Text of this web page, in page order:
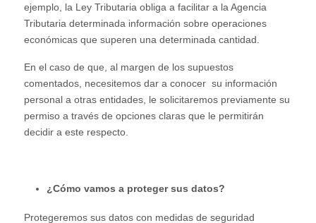
ejemplo, la Ley Tributaria obliga a facilitar a la Agencia
Tributaria determinada información sobre operaciones
económicas que superen una determinada cantidad.
En el caso de que, al margen de los supuestos
comentados, necesitemos dar a conocer su información
personal a otras entidades, le solicitaremos previamente su
permiso a través de opciones claras que le permitirán
decidir a este respecto.
¿Cómo vamos a proteger sus datos?
Protegeremos sus datos con medidas de seguridad